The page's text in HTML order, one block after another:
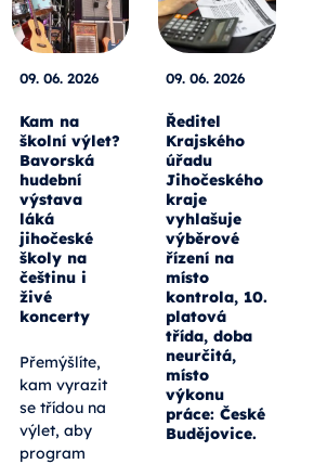
09. 06. 2026
Kam na
školní výlet?
Bavorská
hudební
výstava
láká
jihočeské
školy na
češtinu i
živé
koncerty
Přemýšlíte,
kam vyrazit
se třídou na
výlet, aby
program
09. 06. 2026
Ředitel
Krajského
úřadu
Jihočeského
kraje
vyhlašuje
výběrové
řízení na
místo
kontrola, 10.
platová
třída, doba
neurčitá,
místo
výkonu
práce: České
Budějovice.